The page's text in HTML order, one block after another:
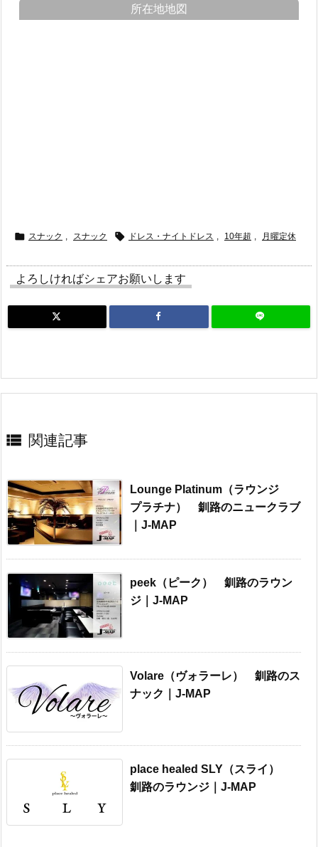
所在地地図
 スナック , スナック  ドレス・ナイトドレス , 10年超 , 月曜定休
よろしければシェアお願いします
 関連記事
Lounge Platinum（ラウンジ
プラチナ） 釧路のニュークラブ
｜J-MAP
peek（ピーク） 釧路のラウン
ジ｜J-MAP
Volare（ヴォラーレ） 釧路のス
ナック｜J-MAP
place healed SLY（スライ）
釧路のラウンジ｜J-MAP